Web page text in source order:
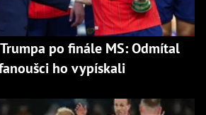
po finále MS: Odmítal
ho vypískali